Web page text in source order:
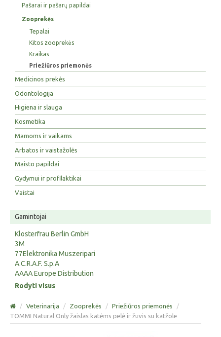
Pašarai ir pašarų papildai
Zooprekės
Tepalai
Kitos zooprekės
Kraikas
Priežiūros priemonės
Medicinos prekės
Odontologija
Higiena ir slauga
Kosmetika
Mamoms ir vaikams
Arbatos ir vaistažolės
Maisto papildai
Gydymui ir profilaktikai
Vaistai
Gamintojai
Klosterfrau Berlin GmbH
3M
77Elektronika Muszeripari
A.C.R.A.F. S.p.A
AAAA Europe Distribution
Rodyti visus
/ Veterinarija / Zooprekės / Priežiūros priemonės
/
TOMMI Natural Only žaislas katėms pelė ir žuvis su katžole